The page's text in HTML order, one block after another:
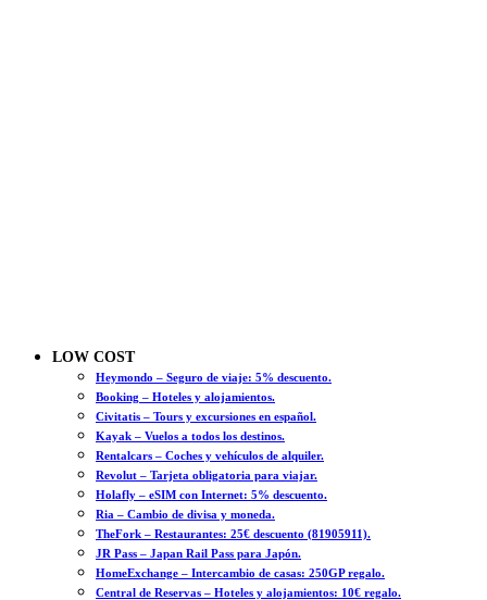
LOW COST
Heymondo – Seguro de viaje: 5% descuento.
Booking – Hoteles y alojamientos.
Civitatis – Tours y excursiones en español.
Kayak – Vuelos a todos los destinos.
Rentalcars – Coches y vehículos de alquiler.
Revolut – Tarjeta obligatoria para viajar.
Holafly – eSIM con Internet: 5% descuento.
Ria – Cambio de divisa y moneda.
TheFork – Restaurantes: 25€ descuento (81905911).
JR Pass – Japan Rail Pass para Japón.
HomeExchange – Intercambio de casas: 250GP regalo.
Central de Reservas – Hoteles y alojamientos: 10€ regalo.